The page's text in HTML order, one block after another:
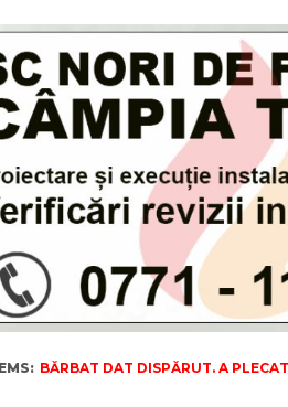
BĂRBAT DAT DISPĂRUT. A